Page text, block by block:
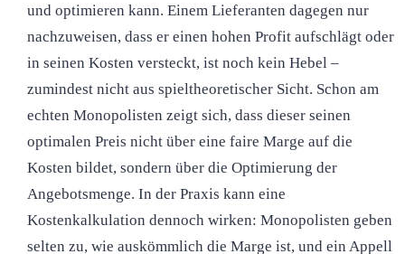
und optimieren kann. Einem Lieferanten dagegen nur
nachzuweisen, dass er einen hohen Profit aufschlägt oder
in seinen Kosten versteckt, ist noch kein Hebel –
zumindest nicht aus spieltheoretischer Sicht. Schon am
echten Monopolisten zeigt sich, dass dieser seinen
optimalen Preis nicht über eine faire Marge auf die
Kosten bildet, sondern über die Optimierung der
Angebotsmenge. In der Praxis kann eine
Kostenkalkulation dennoch wirken: Monopolisten geben
selten zu, wie auskömmlich die Marge ist, und ein Appell